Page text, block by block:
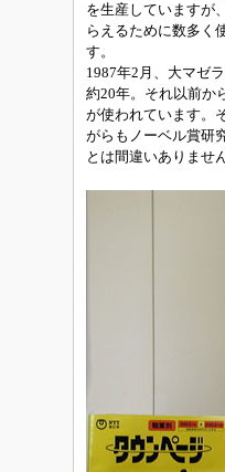
を生産していますが
らえるために数多く
す。
1987年2月、大マゼ
約20年。それ以前か
が使われています。
がらもノーベル賞研
とは間違いありません